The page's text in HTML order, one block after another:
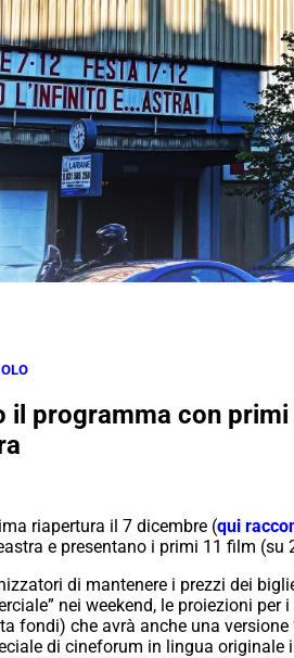
il programma con
riapertura il 7 dicembre (qui
e presentano i primi 11 film
di mantenere i prezzi dei
nei weekend, le proiezioni
fondi) che avrà anche una
di cineforum in lingua originale